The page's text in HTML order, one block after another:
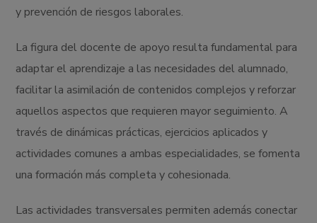
y prevención de riesgos laborales.
La figura del docente de apoyo resulta fundamental para
adaptar el aprendizaje a las necesidades del alumnado,
facilitar la asimilación de contenidos complejos y reforzar
aquellos aspectos que requieren mayor seguimiento. A
través de dinámicas prácticas, ejercicios aplicados y
actividades comunes a ambas especialidades, se fomenta
una formación más completa y cohesionada.
Las actividades transversales permiten además conectar